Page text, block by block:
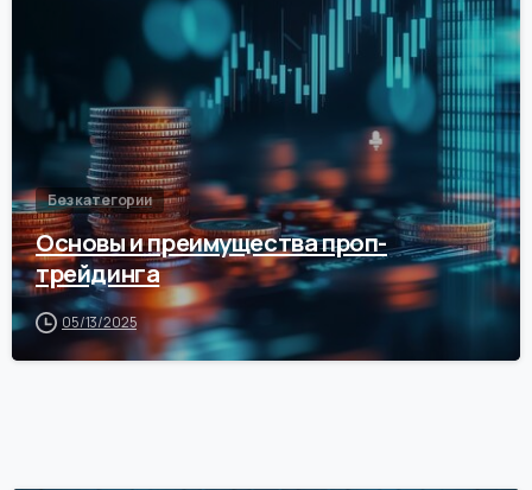
Без категории
Основы и преимущества проп-
трейдинга
05/13/2025